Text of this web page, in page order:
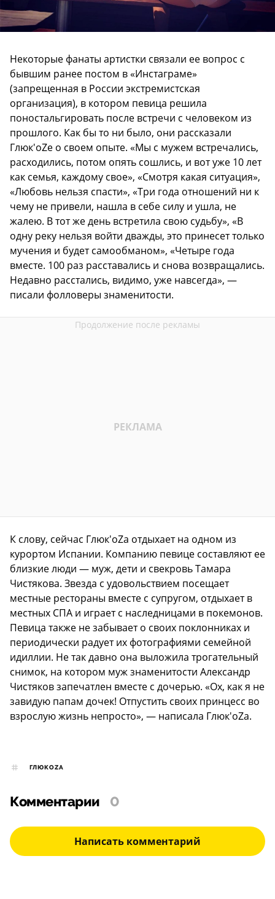
Некоторые фанаты артистки связали ее вопрос с
бывшим ранее постом в «Инстаграме»
(запрещенная в России экстремистская
организация), в котором певица решила
поностальгировать после встречи с человеком из
прошлого. Как бы то ни было, они рассказали
Глюк'оZе о своем опыте. «Мы с мужем встречались,
расходились, потом опять сошлись, и вот уже 10 лет
как семья, каждому свое», «Смотря какая ситуация»,
«Любовь нельзя спасти», «Три года отношений ни к
чему не привели, нашла в себе силу и ушла, не
жалею. В тот же день встретила свою судьбу», «В
одну реку нельзя войти дважды, это принесет только
мучения и будет самообманом», «Четыре года
вместе. 100 раз расставались и снова возвращались.
Недавно расстались, видимо, уже навсегда», —
писали фолловеры знаменитости.
К слову, сейчас Глюк'оZа отдыхает на одном из
курортом Испании. Компанию певице составляют ее
близкие люди — муж, дети и свекровь Тамара
Чистякова. Звезда с удовольствием посещает
местные рестораны вместе с супругом, отдыхает в
местных СПА и играет с наследницами в покемонов.
Певица также не забывает о своих поклонниках и
периодически радует их фотографиями семейной
идиллии. Не так давно она выложила трогательный
снимок, на котором муж знаменитости Александр
Чистяков запечатлен вместе с дочерью. «Ох, как я не
завидую папам дочек! Отпустить своих принцесс во
взрослую жизнь непросто», — написала Глюк'оZа.
ГЛЮКОZА
Комментарии 0
Написать комментарий